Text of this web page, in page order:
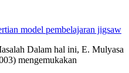
model pembelajaran jigsaw
Dalam hal ini, E. Mulyasa
mengemukakan